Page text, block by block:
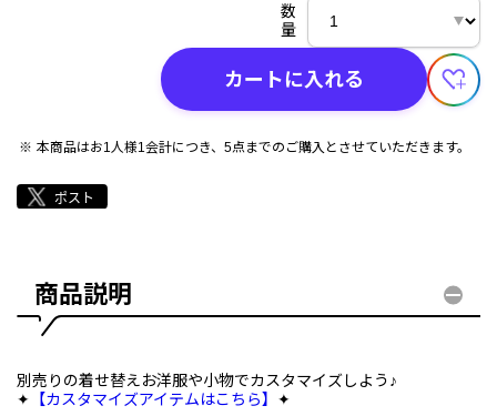
数
量
カートに入れる
本商品はお1人様1会計につき、5点までのご購入とさせていただきます。
商品説明
別売りの着せ替えお洋服や小物でカスタマイズしよう♪
✦ 【カスタマイズアイテムはこちら】 ✦